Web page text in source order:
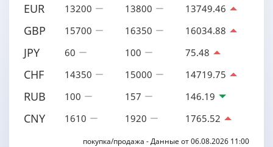
EUR 13200 13800 13749.46
GBP 15700 16350 16034.88
JPY 60 100 75.48
CHF 14350 15000 14719.75
RUB 100 157 146.19
CNY 1610 1920 1765.52
покупка/продажа - Данные от 06.08.2026 11:00